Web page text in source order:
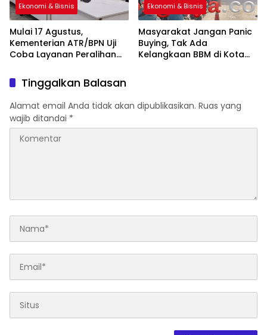
Ekonomi & Bisnis
Mulai 17 Agustus,
Kementerian ATR/BPN Uji
Coba Layanan Peralihan
Ekonomi & Bisnis
Masyarakat Jangan Panic
Buying, Tak Ada
Kelangkaan BBM di Kota
Tinggalkan Balasan
Alamat email Anda tidak akan dipublikasikan. Ruas yang
wajib ditandai *